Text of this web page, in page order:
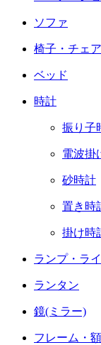
ソファ
椅子・チェア
ベッド
時計
振り子
電波掛
砂時計
置き時
掛け時
ランプ・ラ
ランタン
鏡(ミラー)
フレーム・